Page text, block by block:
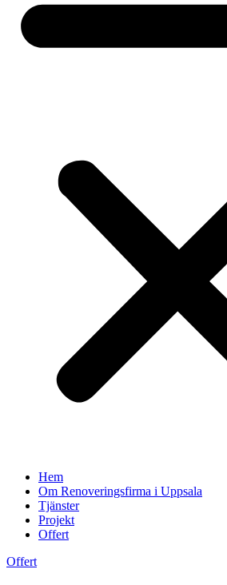
Hem
Om Renoveringsfirma i Uppsala
Tjänster
Projekt
Offert
Offert